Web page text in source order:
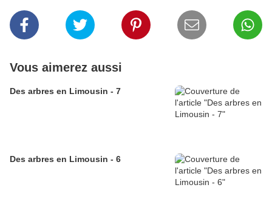
Vous aimerez aussi
Des arbres en Limousin - 7
Des arbres en Limousin - 6